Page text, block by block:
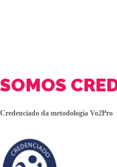
SOMOS
Credenciado da metodologia Vo2Pro